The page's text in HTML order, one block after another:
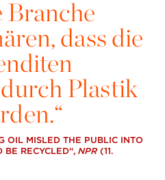
Branche
dass die
Plastik
OIL MISLED THE PUBLIC INTO
BE RECYCLED“,NPR(11.